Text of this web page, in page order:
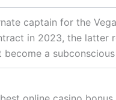
captain for the
in 2023, the latter
become a